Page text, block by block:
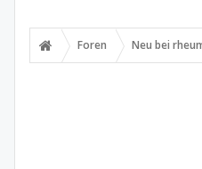
Foren Neu bei